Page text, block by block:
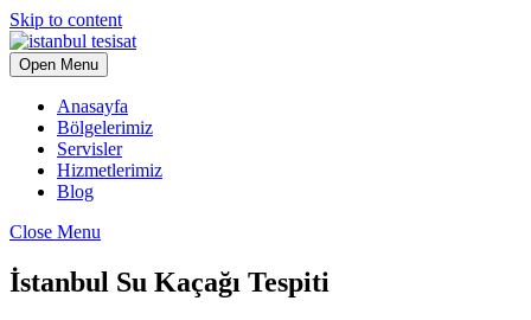
Skip to content
Open Menu
Anasayfa
Bölgelerimiz
Servisler
Hizmetlerimiz
Blog
Close Menu
İstanbul Su Kaçağı Tespiti